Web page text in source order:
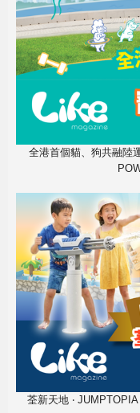
全港首個貓、狗共融陸
荃新天地 ‧